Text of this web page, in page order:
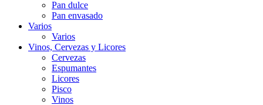
Pan dulce
Pan envasado
Varios
Varios
Vinos, Cervezas y Licores
Cervezas
Espumantes
Licores
Pisco
Vinos